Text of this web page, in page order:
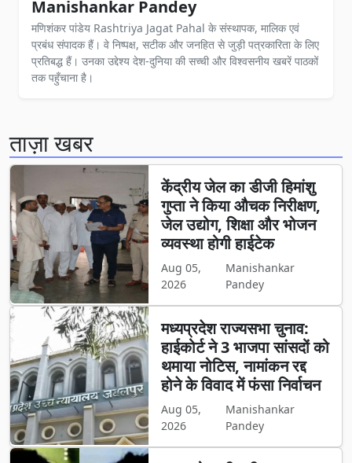
Manishankar Pandey
मणिशंकर पांडेय Rashtriya Jagat Pahal के संस्थापक, मालिक एवं
प्रबंध संपादक हैं। वे निष्पक्ष, सटीक और जनहित से जुड़ी पत्रकारिता के लिए
प्रतिबद्ध हैं। उनका उद्देश्य देश-दुनिया की सच्ची और विश्वसनीय खबरें पाठकों
तक पहुँचाना है।
ताज़ा खबर
केंद्रीय जेल का डीजी हिमांशु
गुप्ता ने किया औचक निरीक्षण,
जेल उद्योग, शिक्षा और भोजन
व्यवस्था होगी हाईटेक
Aug 05,
2026
Manishankar
Pandey
मध्यप्रदेश राज्यसभा चुनाव:
हाईकोर्ट ने 3 भाजपा सांसदों को
थमाया नोटिस, नामांकन रद्द
होने के विवाद में फंसा निर्वाचन
Aug 05,
2026
Manishankar
Pandey